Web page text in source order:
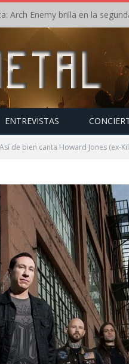
ENTREVISTAS
Así de bien canta Howard Jones (ex-